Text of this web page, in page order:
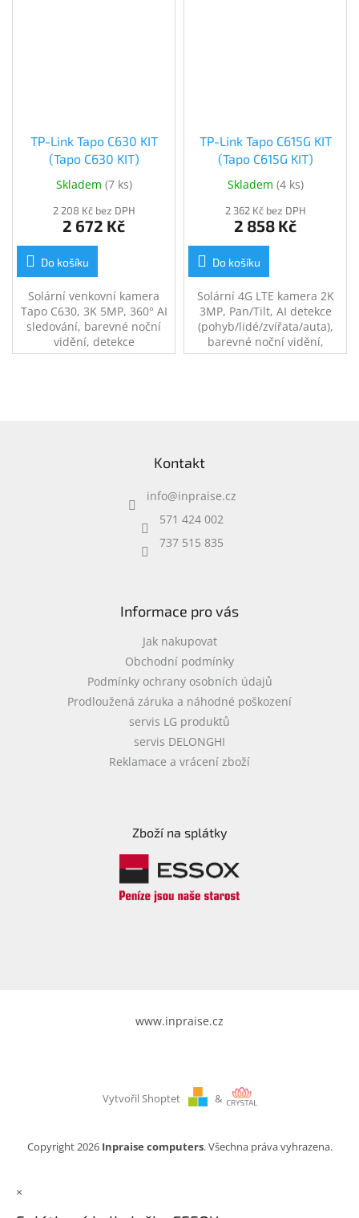
TP-Link Tapo C630 KIT
(Tapo C630 KIT)
Skladem (7 ks)
2 208 Kč bez DPH
2 672 Kč
Do košíku
Solární venkovní kamera
Tapo C630, 3K 5MP, 360° AI
sledování, barevné noční
vidění, detekce
osob/zvířat/vozidel, IP65,
TP-Link Tapo C615G KIT
(Tapo C615G KIT)
Skladem (4 ks)
2 362 Kč bez DPH
2 858 Kč
Do košíku
Solární 4G LTE kamera 2K
3MP, Pan/Tilt, AI detekce
(pohyb/lidé/zvířata/auta),
barevné noční vidění,
obousměrný zvuk, alarm,
Kontakt
info@inpraise.cz
571 424 002
737 515 835
Informace pro vás
Jak nakupovat
Obchodní podmínky
Podmínky ochrany osobních údajů
Prodloužená záruka a náhodné poškození
servis LG produktů
servis DELONGHI
Reklamace a vrácení zboží
Zboží na splátky
www.inpraise.cz
Vytvořil Shoptet &
Copyright 2026 Inpraise computers. Všechna práva vyhrazena.
×